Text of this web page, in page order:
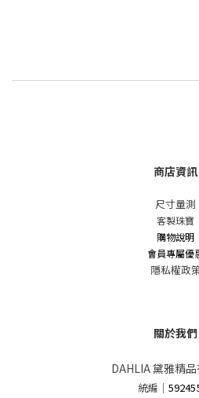
商店資訊
尺寸量測
客製珠寶
購物說明
會員專屬優
隱私權政
關於我們
DAHLIA 黛雅精
統編 ｜